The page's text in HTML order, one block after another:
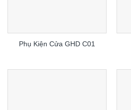
Phụ Kiện Cửa GHD C01